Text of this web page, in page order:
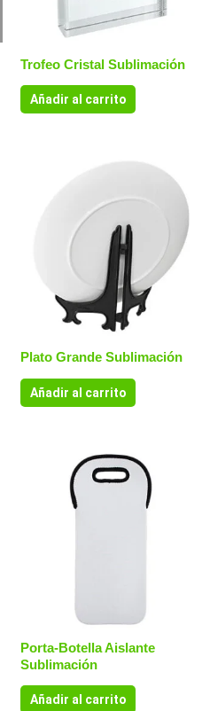
Trofeo Cristal Sublimación
Añadir al carrito
Plato Grande Sublimación
Añadir al carrito
Porta-Botella Aislante
Sublimación
Añadir al carrito